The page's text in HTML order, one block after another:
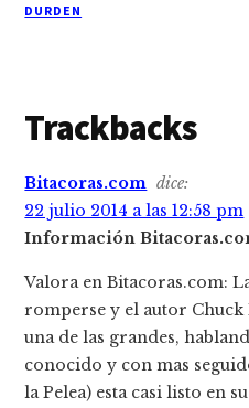
DURDEN
Interacciones
con
los
lectores
Trackbacks
Bitacoras.com dice:
22 julio 2014 a las 12:58 pm
Información
Valora en Bitacoras.com:
romperse y el autor
una de las grandes,
conocido y con mas
la Pelea) esta casi listo en